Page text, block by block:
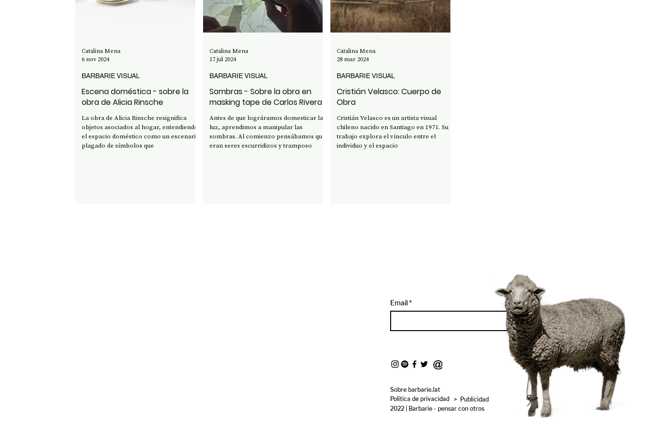
CIENCIA Y TECNOLOGÍA
Escena doméstica - sobre la
obra de Alicia Rinsche
La obra de Alicia Rinsche resignifica
objetos asociados al hogar, entendiendo
el espacio doméstico como un escenario
plagado de símbolos que
BARBARIE VISUAL
Catalina Mena
6 nov 2024
Sombras - Sobre la obra en
masking tape de Carlos Rivera
Antes de que lográramos domesticar la
luz, aprendimos a manipular las
sombras. Al comienzo pensábamos que
eran seres escurridizos y tramposo
BARBARIE VISUAL
Catalina Mena
17 jul 2024
Cristián Velasco: Cuerpo de
Obra
Cristián Velasco es un artista visual
chileno nacido en Santiago en 1971. Su
trabajo explora el vínculo entre el
individuo y el espacio
BARBARIE VISUAL
Catalina Mena
28 mar 2024
Email
Enviar
Sobre barbarie.lat
Política de privacidad
> Publicidad
2022 | Barbarie - pensar con otros